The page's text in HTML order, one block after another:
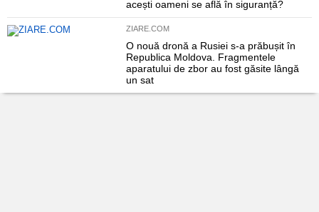
acești oameni se află în siguranță?
ZIARE.COM
O nouă dronă a Rusiei s-a prăbușit în
Republica Moldova. Fragmentele
aparatului de zbor au fost găsite lângă
un sat